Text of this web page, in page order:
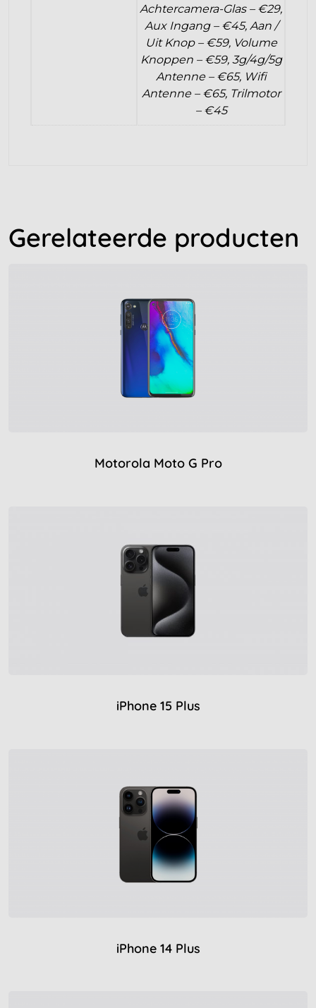
Achtercamera-Glas – €29,
Aux Ingang – €45, Aan /
Uit Knop – €59, Volume
Knoppen – €59, 3g/4g/5g
Antenne – €65, Wifi
Antenne – €65, Trilmotor
– €45
Gerelateerde producten
Motorola Moto G Pro
iPhone 15 Plus
iPhone 14 Plus